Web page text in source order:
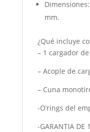
mm.
¿Qué incluye
– 1 cargador
– Acople de
– Cuna
-O’rings del
-GARANTIA DE